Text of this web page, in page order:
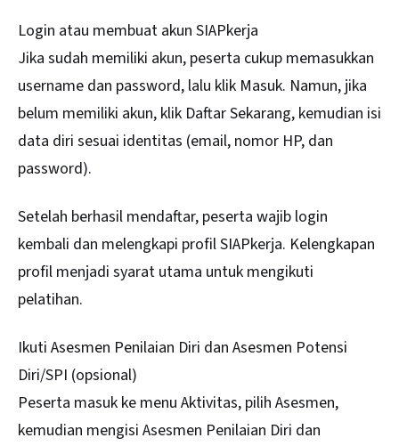
Login atau membuat akun SIAPkerja
Jika sudah memiliki akun, peserta cukup memasukkan
username dan password, lalu klik Masuk. Namun, jika
belum memiliki akun, klik Daftar Sekarang, kemudian isi
data diri sesuai identitas (email, nomor HP, dan
password).
Setelah berhasil mendaftar, peserta wajib login
kembali dan melengkapi profil SIAPkerja. Kelengkapan
profil menjadi syarat utama untuk mengikuti
pelatihan.
Ikuti Asesmen Penilaian Diri dan Asesmen Potensi
Diri/SPI (opsional)
Peserta masuk ke menu Aktivitas, pilih Asesmen,
kemudian mengisi Asesmen Penilaian Diri dan